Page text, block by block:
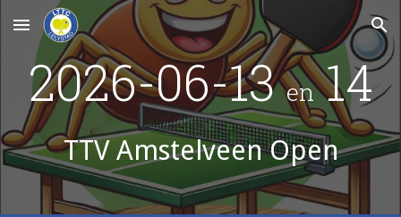
Skip to main content Skip to navigation
2026-06-13en14
TTV Amstelveen Open